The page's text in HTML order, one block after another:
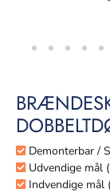
Demonterbar /
Udvendige mål
Indvendige mål